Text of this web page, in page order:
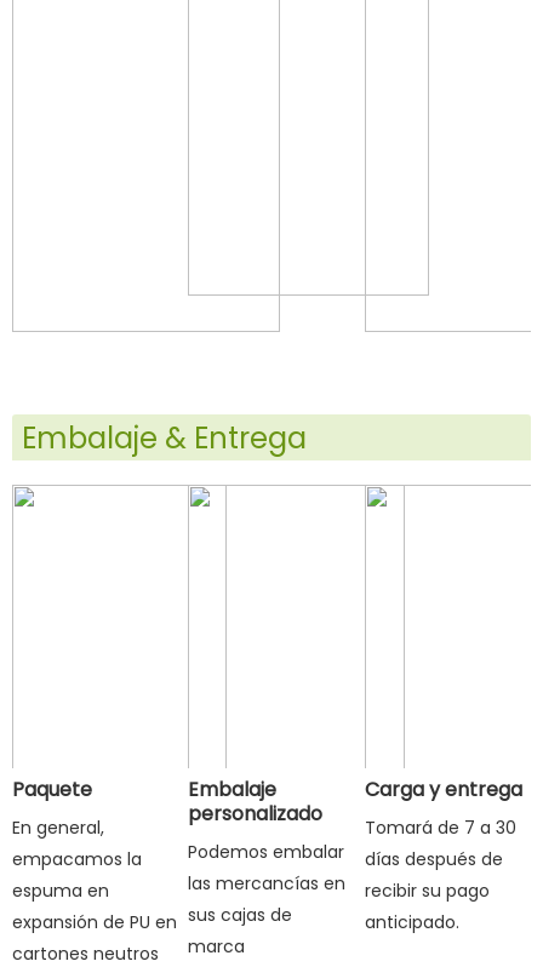
Embalaje & Entrega
Paquete
En general,
empacamos la
espuma en
expansión de PU en
cartones neutros
Embalaje
personalizado
Podemos embalar
las mercancías en
sus cajas de
marca
Carga y entrega
Tomará de 7 a 30
días después de
recibir su pago
anticipado.